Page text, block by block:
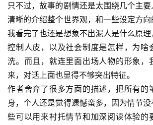
只不过，故事的剧情还是太围绕几个主
清晰的介绍整个世界观，和一些设定方
我看完了也还是想象不出泥人是什么原
控制人皮，以及社会制度是怎样，为啥
洗。而且，就连里面出场人物的形象，
来，对话上面也显得不够突出特征。
作者舍弃了很多方面的描述，把所有的
身，个人还是觉得遗憾蛮多，因为情节
些可以用来衬托情节和加深阅读体验的